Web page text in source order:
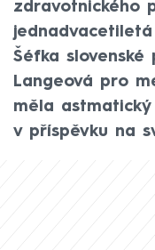
zdravotnického
Šéfka slovenské
Langeová pro
měla
v příspěvku na